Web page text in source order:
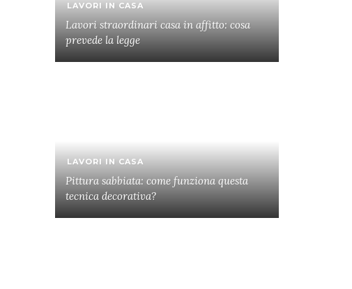
LAVORI IN CASA
Lavori straordinari casa in affitto: cosa
prevede la legge
LAVORI IN CASA
Pittura sabbiata: come funziona questa
tecnica decorativa?